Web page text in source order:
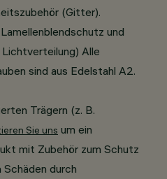
(Gitter).
und
Alle
sind aus Edelstahl A2.
Trägern (z. B.
Sie uns um ein
mit Zubehör zum Schutz
durch